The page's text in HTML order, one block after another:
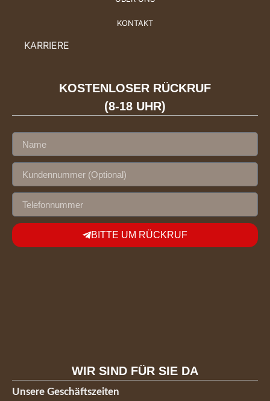
KONTAKT
KARRIERE
KOSTENLOSER RÜCKRUF
(8-18 UHR)
BITTE UM RÜCKRUF
WIR SIND FÜR SIE DA
Unsere Geschäftszeiten